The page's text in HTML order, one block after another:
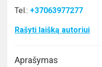
Tel.: +37063977277
Rašyti laišką autoriui
Aprašymas